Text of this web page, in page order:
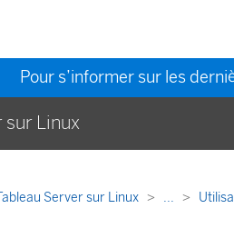
Pour s’informer sur les
sur Linux
Server sur Linux ...